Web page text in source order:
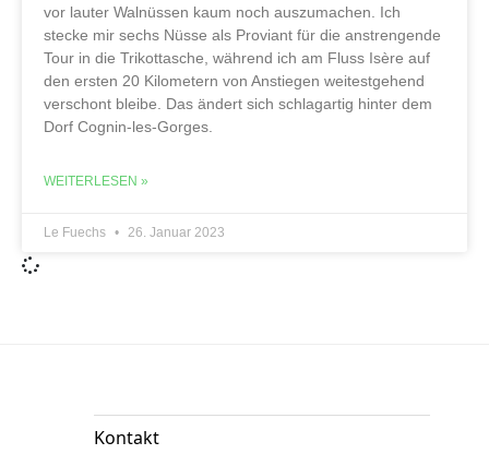
vor lauter Walnüssen kaum noch auszumachen. Ich
stecke mir sechs Nüsse als Proviant für die anstrengende
Tour in die Trikottasche, während ich am Fluss Isère auf
den ersten 20 Kilometern von Anstiegen weitestgehend
verschont bleibe. Das ändert sich schlagartig hinter dem
Dorf Cognin-les-Gorges.
WEITERLESEN »
Le Fuechs 26. Januar 2023
Kontakt